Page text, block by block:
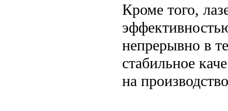
Кроме того,
непрерывно в
стабильное
на